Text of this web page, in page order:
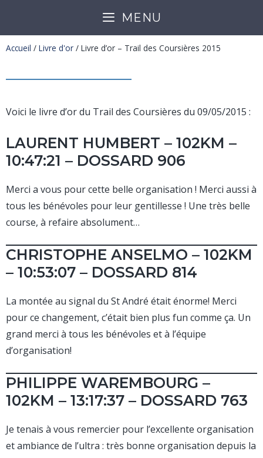
MENU
Accueil / Livre d'or / Livre d’or – Trail des Coursières 2015
Voici le livre d’or du Trail des Coursières du 09/05/2015 :
LAURENT HUMBERT – 102KM –
10:47:21 – DOSSARD 906
Merci a vous pour cette belle organisation ! Merci aussi à
tous les bénévoles pour leur gentillesse ! Une très belle
course, à refaire absolument…
CHRISTOPHE ANSELMO – 102KM
– 10:53:07 – DOSSARD 814
La montée au signal du St André était énorme! Merci
pour ce changement, c’était bien plus fun comme ça. Un
grand merci à tous les bénévoles et à l’équipe
d’organisation!
PHILIPPE WAREMBOURG –
102KM – 13:17:37 – DOSSARD 763
Je tenais à vous remercier pour l’excellente organisation
et ambiance de l’ultra : très bonne organisation depuis la